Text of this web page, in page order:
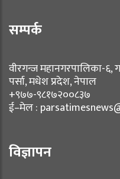
सम्पर्क
वीरगन्ज महानगरपालिका-६,
पर्सा, मधेश प्रदेश, नेपाल
+९७७-९८१७२००८३७
ई–मेल :
विज्ञापन